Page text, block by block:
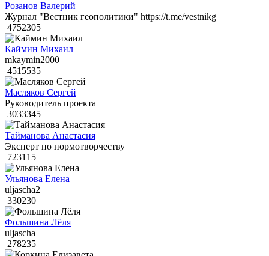
Розанов Валерий
Журнал "Вестник геополитики" https://t.me/vestnikg
4752305
Каймин Михаил
mkaymin2000
4515535
Масляков Сергей
Руководитель проекта
3033345
Тайманова Анастасия
Эксперт по нормотворчеству
723115
Ульянова Елена
uljascha2
330230
Фольшина Лёля
uljascha
278235